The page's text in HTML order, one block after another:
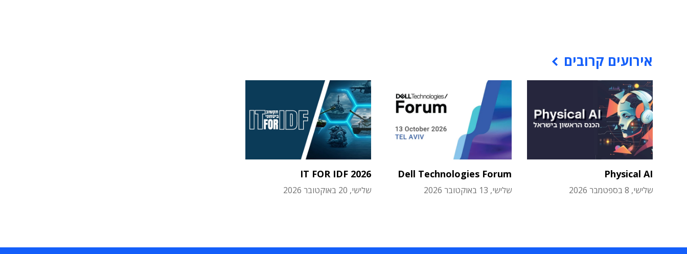
אירועים קרובים
Physical AI
שלישי, 8 בספטמבר 2026
Dell Technologies Forum
שלישי, 13 באוקטובר 2026
IT FOR IDF 2026
שלישי, 20 באוקטובר 2026